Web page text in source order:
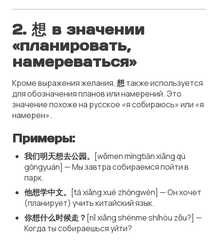
2. 想 в значении
«планировать,
намереваться»
Кроме выражения желания, 想также используется
для обозначения планов или намерений. Это
значение похоже на русское «я собираюсь» или «я
намерен».
Примеры:
我们明天想去公园。 [wǒmen míngtiān xiǎng qù
gōngyuán] — Мы завтра собираемся пойти в
парк.
他想学中文。 [tā xiǎng xué zhōngwén] — Он хочет
(планирует) учить китайский язык.
你想什么时候走？ [nǐ xiǎng shénme shíhòu zǒu?] —
Когда ты собираешься уйти?